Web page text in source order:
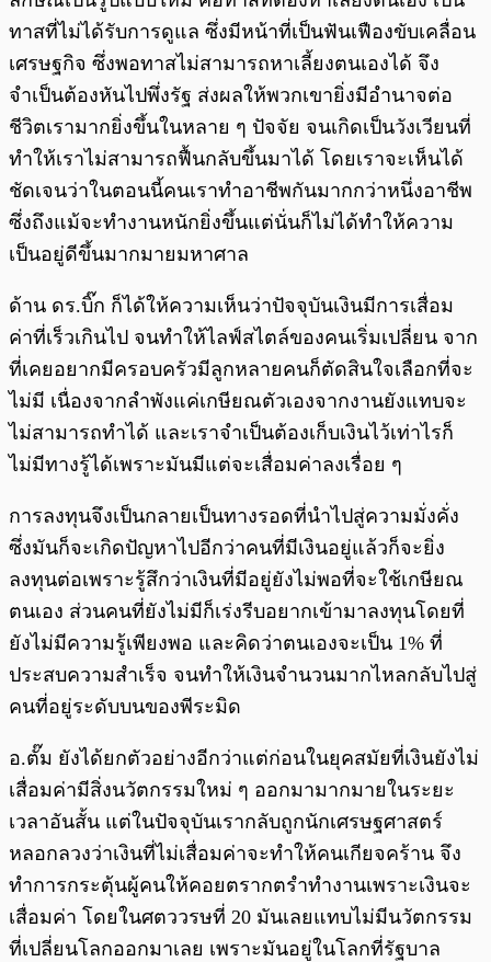
ทาสที่ไม่ได้รับการดูแล ซึ่งมีหน้าที่เป็นฟันเฟืองขับเคลื่อน
เศรษฐกิจ ซึ่งพอทาสไม่สามารถหาเลี้ยงตนเองได้ จึง
จำเป็นต้องหันไปพึ่งรัฐ ส่งผลให้พวกเขายิ่งมีอำนาจต่อ
ชีวิตเรามากยิ่งขึ้นในหลาย ๆ ปัจจัย จนเกิดเป็นวังเวียนที่
ทำให้เราไม่สามารถฟื้นกลับขึ้นมาได้ โดยเราจะเห็นได้
ชัดเจนว่าในตอนนี้คนเราทำอาชีพกันมากกว่าหนึ่งอาชีพ
ซึ่งถึงแม้จะทำงานหนักยิ่งขึ้นแต่นั่นก็ไม่ได้ทำให้ความ
เป็นอยู่ดีขึ้นมากมายมหาศาล
ด้าน ดร.บิ๊ก ก็ได้ให้ความเห็นว่าปัจจุบันเงินมีการเสื่อม
ค่าที่เร็วเกินไป จนทำให้ไลฟ์สไตล์ของคนเริ่มเปลี่ยน จาก
ที่เคยอยากมีครอบครัวมีลูกหลายคนก็ตัดสินใจเลือกที่จะ
ไม่มี เนื่องจากลำพังแค่เกษียณตัวเองจากงานยังแทบจะ
ไม่สามารถทำได้ และเราจำเป็นต้องเก็บเงินไว้เท่าไรก็
ไม่มีทางรู้ได้เพราะมันมีแต่จะเสื่อมค่าลงเรื่อย ๆ
การลงทุนจึงเป็นกลายเป็นทางรอดที่นำไปสู่ความมั่งคั่ง
ซึ่งมันก็จะเกิดปัญหาไปอีกว่าคนที่มีเงินอยู่แล้วก็จะยิ่ง
ลงทุนต่อเพราะรู้สึกว่าเงินที่มีอยู่ยังไม่พอที่จะใช้เกษียณ
ตนเอง ส่วนคนที่ยังไม่มีก็เร่งรีบอยากเข้ามาลงทุนโดยที่
ยังไม่มีความรู้เพียงพอ และคิดว่าตนเองจะเป็น 1% ที่
ประสบความสำเร็จ จนทำให้เงินจำนวนมากไหลกลับไปสู่
คนที่อยู่ระดับบนของพีระมิด
อ.ตั๊ม ยังได้ยกตัวอย่างอีกว่าแต่ก่อนในยุคสมัยที่เงินยังไม่
เสื่อมค่ามีสิ่งนวัตกรรมใหม่ ๆ ออกมามากมายในระยะ
เวลาอันสั้น แต่ในปัจจุบันเรากลับถูกนักเศรษฐศาสตร์
หลอกลวงว่าเงินที่ไม่เสื่อมค่าจะทำให้คนเกียจคร้าน จึง
ทำการกระตุ้นผู้คนให้คอยตรากตรำทำงานเพราะเงินจะ
เสื่อมค่า โดยในศตววรษที่ 20 มันเลยแทบไม่มีนวัตกรรม
ที่เปลี่ยนโลกออกมาเลย เพราะมันอยู่ในโลกที่รัฐบาล